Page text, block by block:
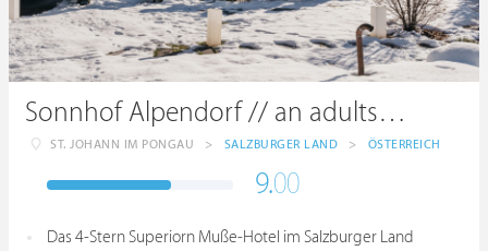
Sonnhof Alpendorf // an adults only place.
ST. JOHANN IM PONGAU > SALZBURGER LAND > ÖSTERREICH
9.00
Das 4-Stern Superiorn Muße-Hotel im Salzburger Land